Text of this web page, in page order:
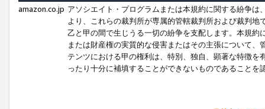
amazon.co.jp アソシエイト・プログラムまたは本規約に関する紛争
より、これらの裁判所が専属的管轄裁判所および裁判
乙と甲の間で生じうる一切の紛争を支配します。本規
または財産権の実質的な侵害またはその主張について
テンツにおける甲の権利は、特別、独自、顕著な特徴
ったり十分に補填することができないものであることを